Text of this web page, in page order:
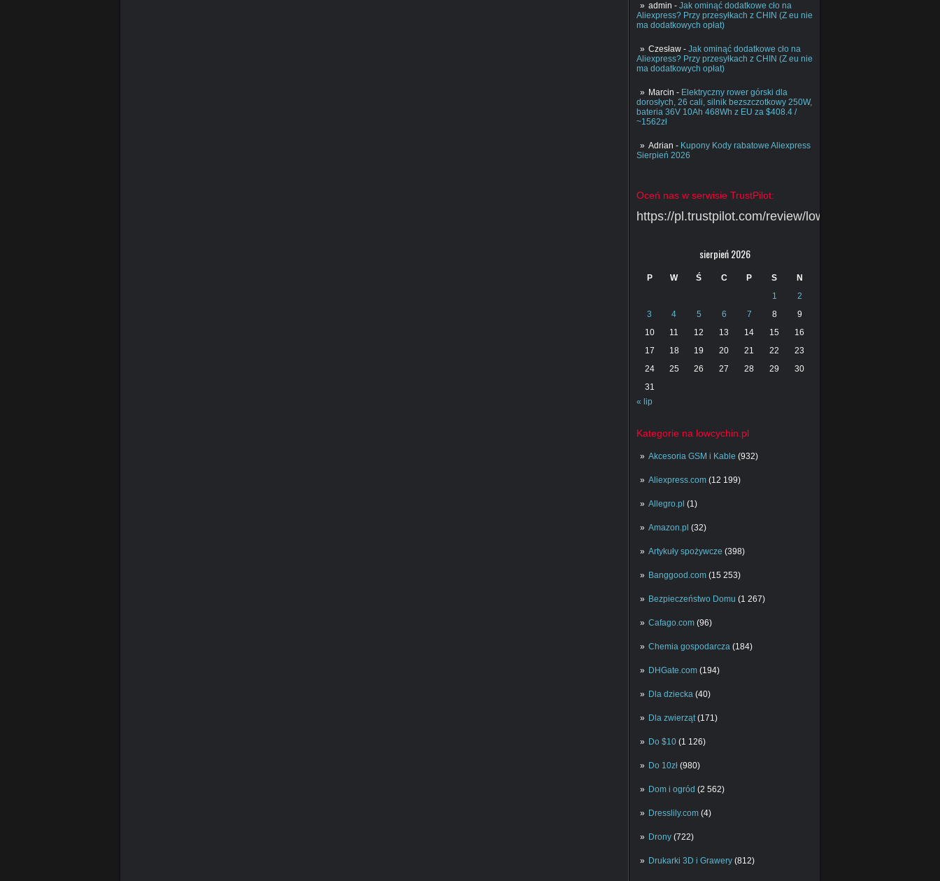
admin - Jak ominąć dodatkowe cło na
Aliexpress? Przy przesyłkach z CHIN (Z eu nie
ma dodatkowych opłat)
Czesław - Jak ominąć dodatkowe cło na
Aliexpress? Przy przesyłkach z CHIN (Z eu nie
ma dodatkowych opłat)
Marcin - Elektryczny rower górski dla
dorosłych, 26 cali, silnik bezszczotkowy 250W,
bateria 36V 10Ah 468Wh z EU za $408.4 /
~1562zł
Adrian - Kupony Kody rabatowe Aliexpress
Sierpień 2026
Oceń nas w serwisie TrustPilot:
https://pl.trustpilot.com/review/lowcychin.pl
sierpień 2026
P W Ś C P S
N
1
2
3
4 5 6 7 8
9
10
11 12 13 14 15
16
17
18 19 20 21 22
23
24
25 26 27 28 29
30
31
« lip
Kategorie na lowcychin.pl
Akcesoria GSM i Kable (932)
Aliexpress.com (12 199)
Allegro.pl (1)
Amazon.pl (32)
Artykuły spożywcze (398)
Banggood.com (15 253)
Bezpieczeństwo Domu (1 267)
Cafago.com (96)
Chemia gospodarcza (184)
DHGate.com (194)
Dla dziecka (40)
Dla zwierząt(171)
Do $10 (1 126)
Do 10zł (980)
Dom i ogród (2 562)
Dresslily.com (4)
Drony (722)
Drukarki 3D i Grawery (812)